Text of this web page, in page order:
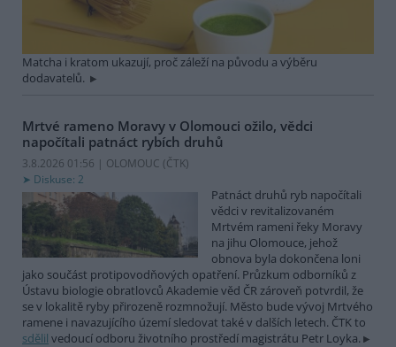
Matcha i kratom ukazují, proč záleží na původu a výběru
dodavatelů.
Mrtvé rameno Moravy v Olomouci ožilo, vědci
napočítali patnáct rybích druhů
3.8.2026 01:56 | OLOMOUC (ČTK)
Diskuse: 2
Patnáct druhů ryb napočítali
vědci v revitalizovaném
Mrtvém rameni řeky Moravy
na jihu Olomouce, jehož
obnova byla dokončena loni
jako součást protipovodňových opatření. Průzkum odborníků z
Ústavu biologie obratlovců Akademie věd ČR zároveň potvrdil, že
se v lokalitě ryby přirozeně rozmnožují. Město bude vývoj Mrtvého
ramene i navazujícího území sledovat také v dalších letech. ČTK to
sdělil vedoucí odboru životního prostředí magistrátu Petr Loyka.